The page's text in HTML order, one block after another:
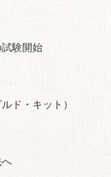
験開始
ド・キット）